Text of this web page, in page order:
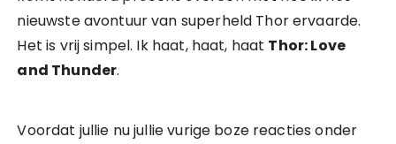
nieuwste avontuur van superheld Thor ervaarde.
Het is vrij simpel. Ik haat, haat, haat Thor: Love
and Thunder.
Voordat jullie nu jullie vurige boze reacties onder